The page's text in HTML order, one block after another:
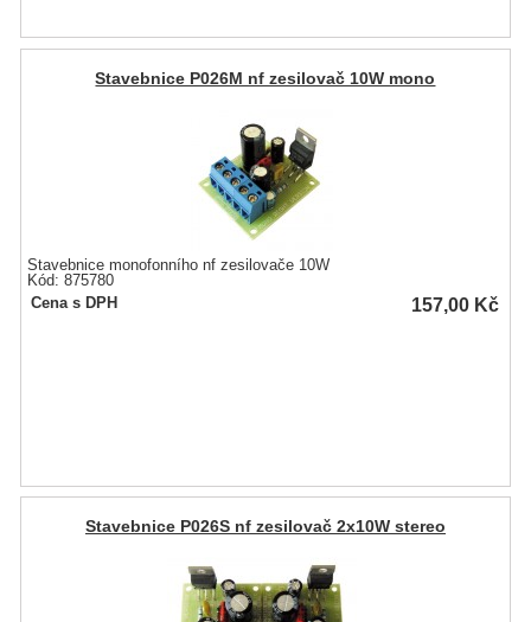
Stavebnice P026M nf zesilovač 10W mono
Stavebnice monofonního nf zesilovače 10W
Kód: 875780
Cena s DPH
157,00 Kč
Stavebnice P026S nf zesilovač 2x10W stereo